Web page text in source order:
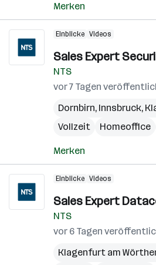
Merken
Einblicke Videos
Sales Expert
NTS
vor 7 Tagen
Dornbirn, Innsbruck,
Vollzeit
Homeoffice
Merken
Einblicke Videos
Sales Expert
NTS
vor 6 Tagen
Klagenfurt am